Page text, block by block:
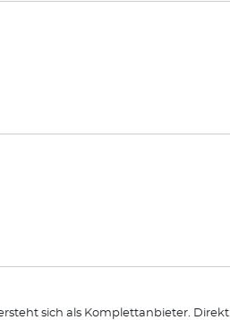
sich als Komplettanbieter. Direkt